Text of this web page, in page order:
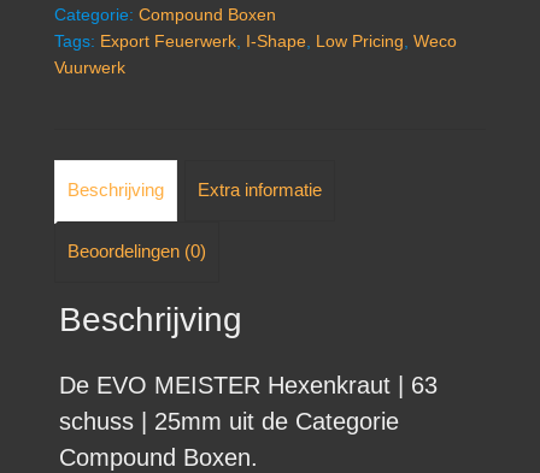
Categorie: Compound Boxen
Tags: Export Feuerwerk I-Shape Low Pricing Weco
Vuurwerk
Beschrijving Extra informatie
Beoordelingen (0)
Beschrijving
De EVO MEISTER Hexenkraut | 63
schuss | 25mm uit de Categorie
Compound Boxen.